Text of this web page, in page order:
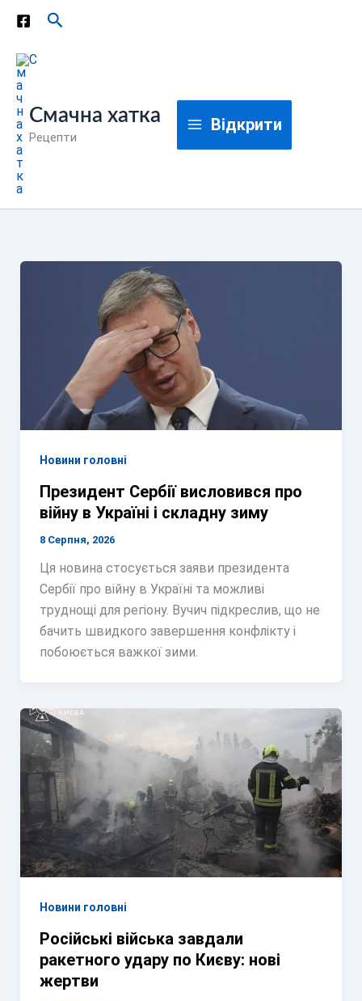
Перейти
вмісту
Пошук
Смачна хатка
Рецепти
Відкрити
Новини головні
Президент Сербії висловився про
війну в Україні і складну зиму
8 Серпня, 2026
Ця новина стосується заяви президента
Сербії про війну в Україні та можливі
труднощі для регіону. Вучич підкреслив, що не
бачить швидкого завершення конфлікту і
побоюється важкої зими.
Новини головні
Російські війська завдали
ракетного удару по Києву: нові
жертви